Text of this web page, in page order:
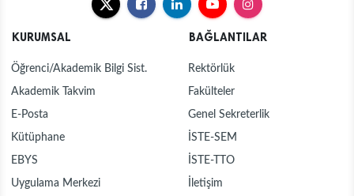
KURUMSAL
Öğrenci/Akademik Bilgi Sist.
Akademik Takvim
E-Posta
Kütüphane
EBYS
Uygulama Merkezi
BAĞLANTILAR
Rektörlük
Fakülteler
Genel Sekreterlik
İSTE-SEM
İSTE-TTO
İletişim